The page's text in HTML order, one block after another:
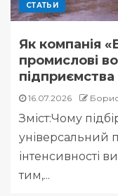
СТАТЬИ
Як компанія
промислові
підприємства
16.07.2026
Зміст:Чому
універсальний
інтенсивності
тим,...